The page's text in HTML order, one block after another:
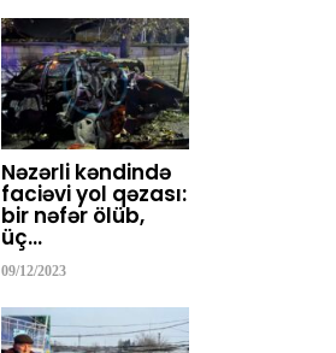
Nəzərli kəndində
faciəvi yol qəzası:
bir nəfər ölüb,
üç…
09/12/2023